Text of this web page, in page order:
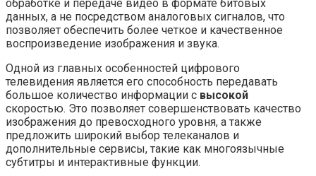
обработке и передаче видео в формате битовых
данных, а не посредством аналоговых сигналов, что
позволяет обеспечить более четкое и качественное
воспроизведение изображения и звука.
Одной из главных особенностей цифрового
телевидения является его способность передавать
большое количество информации с высокой
скоростью. Это позволяет совершенствовать качество
изображения до превосходного уровня, а также
предложить широкий выбор телеканалов и
дополнительные сервисы, такие как многоязычные
субтитры и интерактивные функции.